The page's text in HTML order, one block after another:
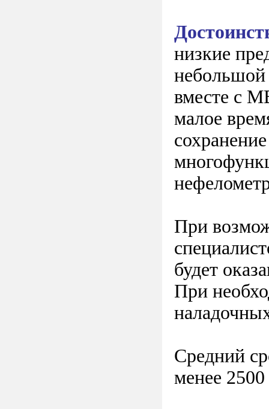
низкие
небольшой
вместе с
малое
При
будет
При
Средний
менее 2500